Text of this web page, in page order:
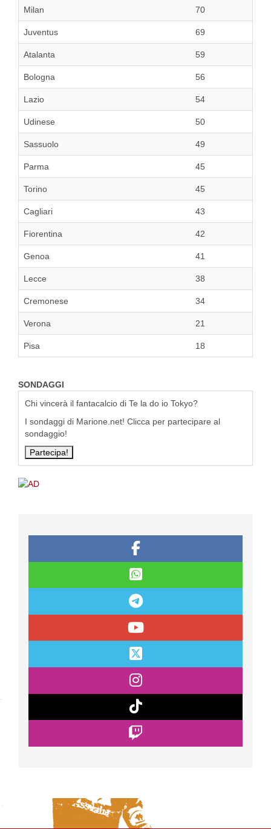
Milan 70
Juventus 69
Atalanta 59
Bologna 56
Lazio 54
Udinese 50
Sassuolo 49
Parma 45
Torino 45
Cagliari 43
Fiorentina 42
Genoa 41
Lecce 38
Cremonese 34
Verona 21
Pisa 18
SONDAGGI
Chi vincerà il fantacalcio di Te la do io Tokyo?
I sondaggi di Marione.net! Clicca per partecipare al
sondaggio!